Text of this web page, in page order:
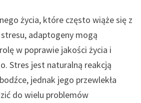
życia, które często wiąże się z
adaptogeny mogą
w poprawie jakości życia i
Stres jest naturalną reakcją
jednak jego przewlekła
do wielu problemów